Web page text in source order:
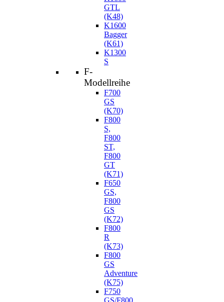
GTL
(K48)
K1600
Bagger
(K61)
K1300
S
F-
Modellreihe
F700
GS
(K70)
F800
S,
F800
ST,
F800
GT
(K71)
F650
GS,
F800
GS
(K72)
F800
R
(K73)
F800
GS
Adventure
(K75)
F750
GS/F800